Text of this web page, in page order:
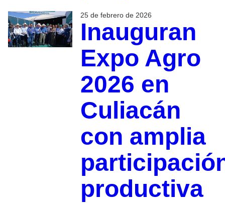
25 de febrero de 2026
Inauguran
Expo Agro
2026 en
Culiacán
con amplia
productiva